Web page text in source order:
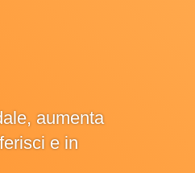
aumenta
e in